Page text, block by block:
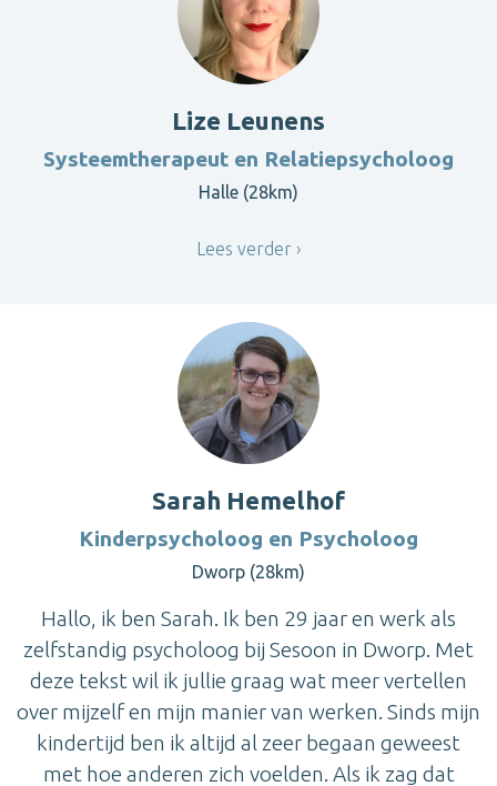
Lize Leunens
Systeemtherapeut en Relatiepsycholoog
Halle (28km)
Lees verder
Sarah Hemelhof
Kinderpsycholoog en Psycholoog
Dworp (28km)
Hallo, ik ben Sarah. Ik ben 29 jaar en werk als
zelfstandig psycholoog bij Sesoon in Dworp. Met
deze tekst wil ik jullie graag wat meer vertellen
over mijzelf en mijn manier van werken. Sinds mijn
kindertijd ben ik altijd al zeer begaan geweest
met hoe anderen zich voelden. Als ik zag dat